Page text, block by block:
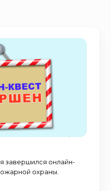
завершился онлайн-
охраны.